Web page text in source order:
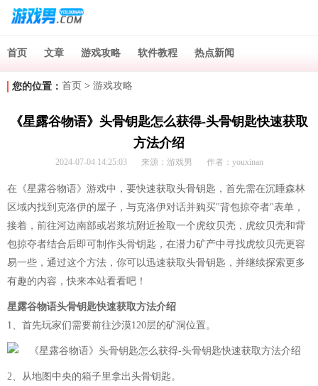
首页 文章 游戏攻略 软件教程 热点新闻
您的位置： 首页 > 游戏攻略
《星露谷物语》头骨钥匙怎么获得-头骨钥匙快速获取
方法介绍
2024-07-04 14:25:03 来源：游戏男 作者：youxinan
在《星露谷物语》游戏中，要快速获取头骨钥匙，首先需在沉睡森林
区域内找到克洛伊的屋子，与克洛伊对话并购买"背包掠夺者"表单，
接着，前往河边南部或岩浆坑附近捡取一个虎纹贝壳，虎纹贝壳和背
包掠夺者结合后即可制作头骨钥匙，在潜力矿产中寻找虎纹贝壳更容
易一些，通过这个方法，你可以迅速获取头骨钥匙，并继续探索更多
有趣的内容，快来本站看看吧！
星露谷物语头骨钥匙快速获取方法介绍
1、首先玩家们需要前往沙漠120层的矿洞位置。
2、从地图中央的箱子里拿出头骨钥匙。